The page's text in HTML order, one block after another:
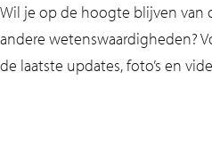
Wil je op de hoogte blijven van
andere wetenswaardigheden?
de laatste updates, foto’s en